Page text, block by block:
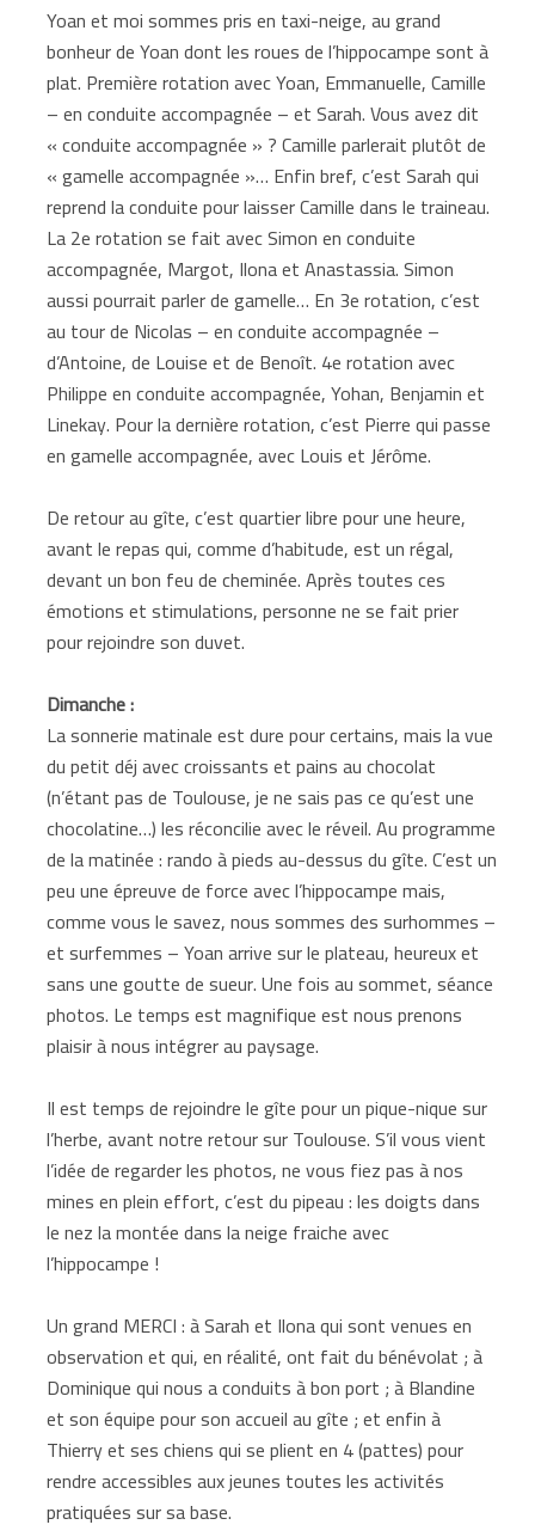
Yoan et moi sommes pris en taxi-neige, au grand
bonheur de Yoan dont les roues de l’hippocampe sont à
plat. Première rotation avec Yoan, Emmanuelle, Camille
– en conduite accompagnée – et Sarah. Vous avez dit
« conduite accompagnée » ? Camille parlerait plutôt de
« gamelle accompagnée »… Enfin bref, c’est Sarah qui
reprend la conduite pour laisser Camille dans le traineau.
La 2e rotation se fait avec Simon en conduite
accompagnée, Margot, Ilona et Anastassia. Simon
aussi pourrait parler de gamelle… En 3e rotation, c’est
au tour de Nicolas – en conduite accompagnée –
d’Antoine, de Louise et de Benoît. 4e rotation avec
Philippe en conduite accompagnée, Yohan, Benjamin et
Linekay. Pour la dernière rotation, c’est Pierre qui passe
en gamelle accompagnée, avec Louis et Jérôme.
De retour au gîte, c’est quartier libre pour une heure,
avant le repas qui, comme d’habitude, est un régal,
devant un bon feu de cheminée. Après toutes ces
émotions et stimulations, personne ne se fait prier
pour rejoindre son duvet.
Dimanche :
La sonnerie matinale est dure pour certains, mais la vue
du petit déj avec croissants et pains au chocolat
(n’étant pas de Toulouse, je ne sais pas ce qu’est une
chocolatine…) les réconcilie avec le réveil. Au programme
de la matinée : rando à pieds au-dessus du gîte. C’est un
peu une épreuve de force avec l’hippocampe mais,
comme vous le savez, nous sommes des surhommes –
et surfemmes – Yoan arrive sur le plateau, heureux et
sans une goutte de sueur. Une fois au sommet, séance
photos. Le temps est magnifique est nous prenons
plaisir à nous intégrer au paysage.
Il est temps de rejoindre le gîte pour un pique-nique sur
l’herbe, avant notre retour sur Toulouse. S’il vous vient
l’idée de regarder les photos, ne vous fiez pas à nos
mines en plein effort, c’est du pipeau : les doigts dans
le nez la montée dans la neige fraiche avec
l’hippocampe !
Un grand MERCI : à Sarah et Ilona qui sont venues en
observation et qui, en réalité, ont fait du bénévolat ; à
Dominique qui nous a conduits à bon port ; à Blandine
et son équipe pour son accueil au gîte ; et enfin à
Thierry et ses chiens qui se plient en 4 (pattes) pour
rendre accessibles aux jeunes toutes les activités
pratiquées sur sa base.